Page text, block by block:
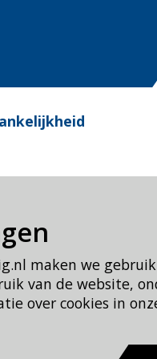
maken we
van de website,
over cookies in